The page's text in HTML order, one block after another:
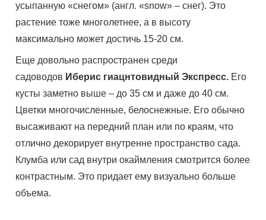
усыпанную «снегом» (англ. «snow» – снег). Это
растение тоже многолетнее, а в высоту
максимально может достичь 15-20 см.
Еще довольно распространен среди
садоводов Иберис гиацнтовидный Экспресс. Его
кусты заметно выше – до 35 см и даже до 40 см.
Цветки многочисленные, белоснежные. Его обычно
высаживают на передний план или по краям, что
отлично декорирует внутренне пространство сада.
Клумба или сад внутри окаймления смотрится более
контрастным. Это придает ему визуально больше
объема.